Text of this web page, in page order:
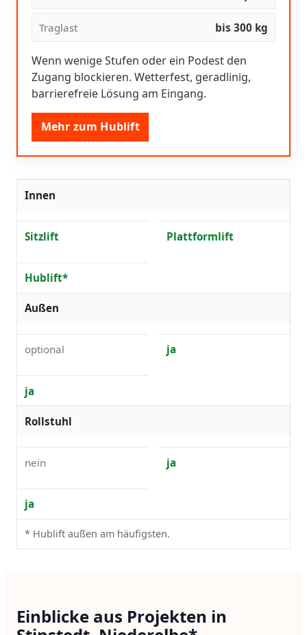
Traglast bis 300 kg
Wenn wenige Stufen oder ein Podest den
Zugang blockieren. Wetterfest, geradlinig,
barrierefreie Lösung am Eingang.
Mehr zum Hublift
Innen
Sitzlift Plattformlift
Hublift*
Außen
optional ja
ja
Rollstuhl
nein ja
ja
* Hublift außen am häufigsten.
Einblicke aus Projekten in